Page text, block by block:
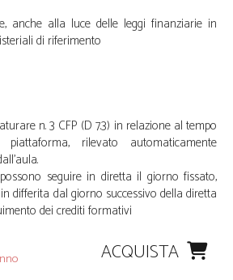
anche alla luce delle leggi finanziarie in
di riferimento
n. 3 CFP (D 7.3) in relazione al tempo
rilevato automaticamente
seguire in diretta il giorno fissato,
differita dal giorno successivo della diretta
dei crediti formativi
ACQUISTA